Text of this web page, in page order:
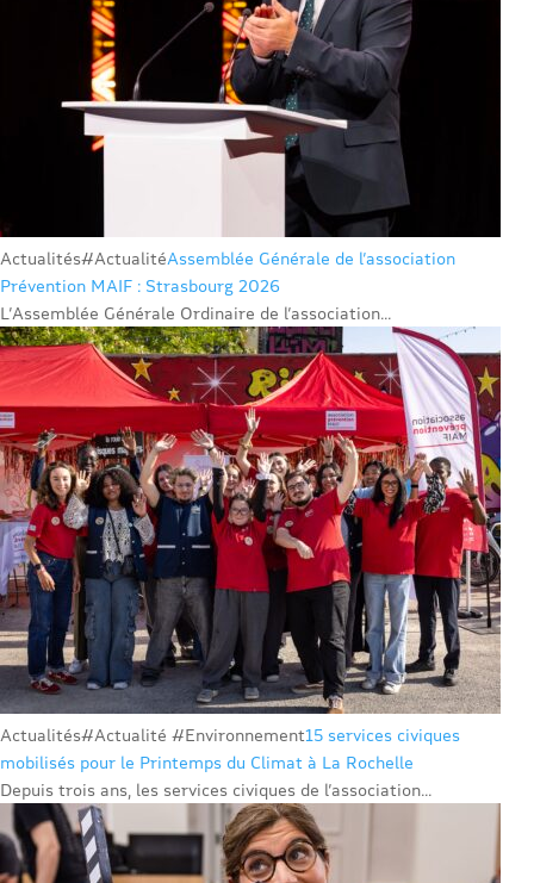
Actualités#ActualitéAssemblée Générale de l’association
Prévention MAIF : Strasbourg 2026
L’Assemblée Générale Ordinaire de l’association...
Actualités#Actualité #Environnement15 services civiques
mobilisés pour le Printemps du Climat à La Rochelle
Depuis trois ans, les services civiques de l’association...